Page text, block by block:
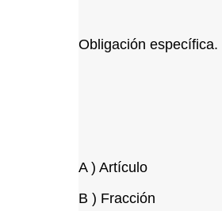
Obligación específica.
A ) Artículo
B ) Fracción